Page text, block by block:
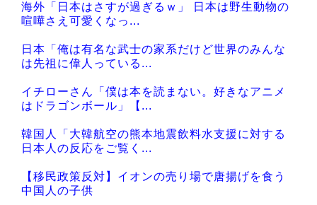
海外「日本はさすが過ぎるｗ」 日本は野生動物の
喧嘩さえ可愛くなっ...
日本「俺は有名な武士の家系だけど世界のみんな
は先祖に偉人っている...
イチローさん「僕は本を読まない。好きなアニメ
はドラゴンボール」【...
韓国人「大韓航空の熊本地震飲料水支援に対する
日本人の反応をご覧く...
【移民政策反対】イオンの売り場で唐揚げを食う
中国人の子供